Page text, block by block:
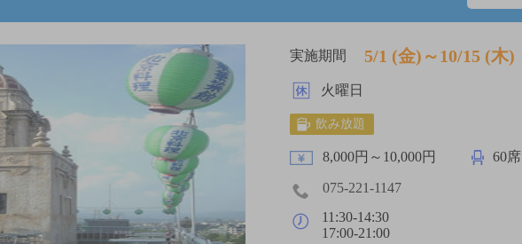
実施期間 5/1 (金)～10/15 (木)
火曜日
飲み放題
8,000円～10,000円 60席
075-221-1147
11:30-14:30
17:00-21:00